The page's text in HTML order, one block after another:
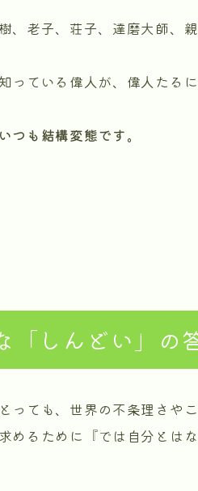
、老子、荘子、達磨大師、
っている偉人が、偉人たる
つも結構変態です。
「しんどい」の
っても、世界の不条理さや
めるために『では自分とは